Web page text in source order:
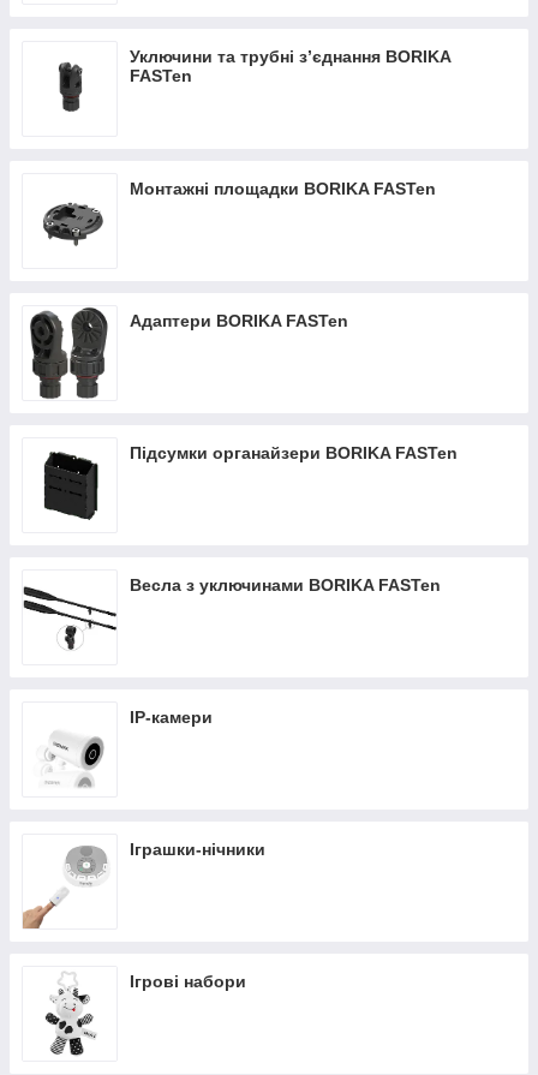
Уключини та трубні з’єднання BORIKA
FASTen
Монтажні площадки BORIKA FASTen
Адаптери BORIKA FASTen
Підсумки органайзери BORIKA FASTen
Весла з уключинами BORIKA FASTen
IP-камери
Іграшки-нічники
Ігрові набори